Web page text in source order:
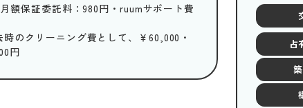
額保証委託料：980円・ruumサポート費
時のクリーニング費として、￥60,000・
円
占